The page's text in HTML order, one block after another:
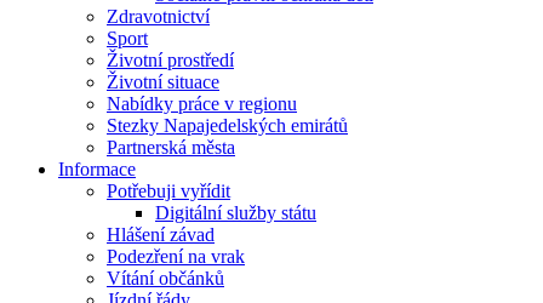
Zdravotnictví
Sport
Životní prostředí
Životní situace
Nabídky práce v regionu
Stezky Napajedelských emirátů
Partnerská města
Informace
Potřebuji vyřídit
Digitální služby státu
Hlášení závad
Podezření na vrak
Vítání občánků